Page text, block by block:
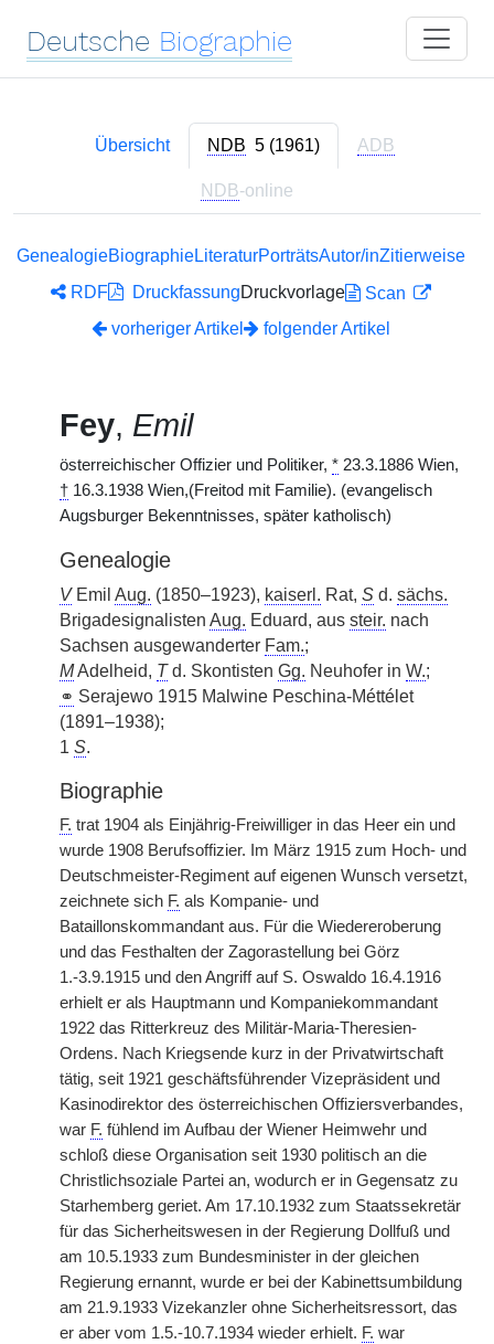
Deutsche Biographie
Übersicht NDB 5 (1961) ADB
NDB-online
GenealogieBiographieLiteraturPorträtsAutor/inZitierweise
RDF
DruckfassungDruckvorlage
Scan
vorheriger Artikel
folgender Artikel
Fey, Emil
österreichischer Offizier und Politiker, * 23.3.1886 Wien,
† 16.3.1938 Wien,(Freitod mit Familie). (evangelisch
Augsburger Bekenntnisses, später katholisch)
Genealogie
VEmil Aug. (1850–1923), kaiserl. Rat, S d. sächs.
Brigadesignalisten Aug. Eduard, aus steir. nach
Sachsen ausgewanderter Fam.;
MAdelheid, Td. Skontisten Gg. Neuhofer in W.;
⚭ Serajewo 1915 Malwine Peschina-Méttélet
(1891–1938);
1 S.
Biographie
F. trat 1904 als Einjährig-Freiwilliger in das Heer ein und
wurde 1908 Berufsoffizier. Im März 1915 zum Hoch- und
Deutschmeister-Regiment auf eigenen Wunsch versetzt,
zeichnete sich F. als Kompanie- und
Bataillonskommandant aus. Für die Wiedereroberung
und das Festhalten der Zagorastellung bei Görz
1.-3.9.1915 und den Angriff auf S. Oswaldo 16.4.1916
erhielt er als Hauptmann und Kompaniekommandant
1922 das Ritterkreuz des Militär-Maria-Theresien-
Ordens. Nach Kriegsende kurz in der Privatwirtschaft
tätig, seit 1921 geschäftsführender Vizepräsident und
Kasinodirektor des österreichischen Offiziersverbandes,
war F. fühlend im Aufbau der Wiener Heimwehr und
schloß diese Organisation seit 1930 politisch an die
Christlichsoziale Partei an, wodurch er in Gegensatz zu
Starhemberg geriet. Am 17.10.1932 zum Staatssekretär
für das Sicherheitswesen in der Regierung Dollfuß und
am 10.5.1933 zum Bundesminister in der gleichen
Regierung ernannt, wurde er bei der Kabinettsumbildung
am 21.9.1933 Vizekanzler ohne Sicherheitsressort, das
er aber vom 1.5.-10.7.1934 wieder erhielt. F. war